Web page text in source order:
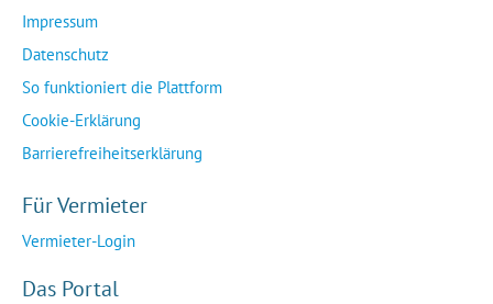
Impressum
Datenschutz
So funktioniert die Plattform
Cookie-Erklärung
Barrierefreiheitserklärung
Für Vermieter
Vermieter-Login
Das Portal